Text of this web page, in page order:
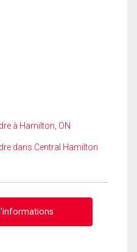
à Hamilton, ON
dans Central Hamilton